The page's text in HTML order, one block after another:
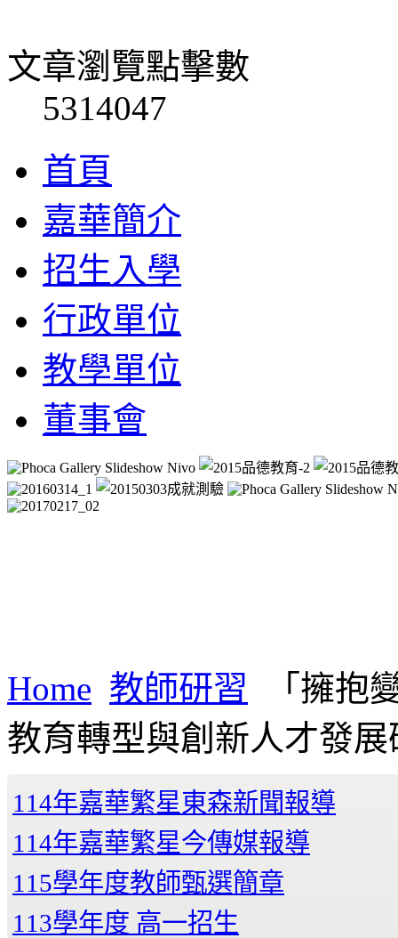
文章瀏覽點擊數
5314047
首頁
嘉華簡介
招生入學
行政單位
教學單位
董事會
Home 教師研習
「擁抱
教育轉型與創新人才發
114年嘉華繁星東森新聞報導
114年嘉華繁星今傳媒報導
115學年度教師甄選簡章
113學年度 高一招生